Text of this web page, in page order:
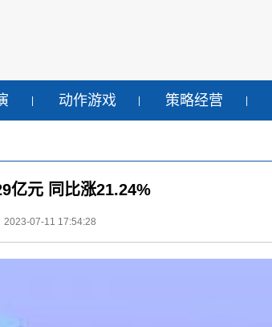
动作游戏 策略经营
亿元 同比涨21.24%
2023-07-11 17:54:28